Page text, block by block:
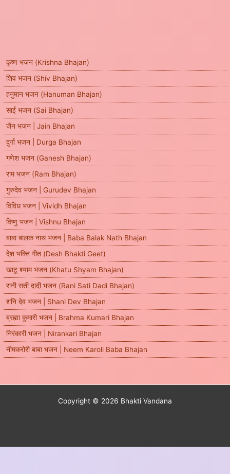
कृष्ण भजन (Krishna Bhajan)
शिव भजन (Shiv Bhajan)
हनुमान भजन (Hanuman Bhajan)
साईं भजन (Sai Bhajan)
जैन भजन | Jain Bhajan
दुर्गा भजन | Durga Bhajan
गणेश भजन (Ganesh Bhajan)
राम भजन (Ram Bhajan)
गुरुदेव भजन | Gurudev Bhajan
विविध भजन | Vividh Bhajan
विष्णु भजन | Vishnu Bhajan
बाबा बालक नाथ भजन | Baba Balak Nath Bhajan
देश भक्ति गीत (Desh Bhakti Geet)
खाटू श्याम भजन (Khatu Shyam Bhajan)
रानी सती दादी भजन (Rani Sati Dadi Bhajan)
शनि देव भजन | Shani Dev Bhajan
ब्रह्मा कुमारी भजन | Brahma Kumari Bhajan
निरंकारी भजन | Nirankari Bhajan
नीमकरोरी बाबा भजन | Neem Karoli Baba Bhajan
Copyright © 2026 Bhakti Vandana